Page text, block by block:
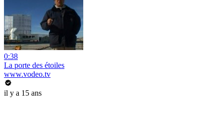
0:38
La porte des étoiles
www.vodeo.tv
il y a 15 ans